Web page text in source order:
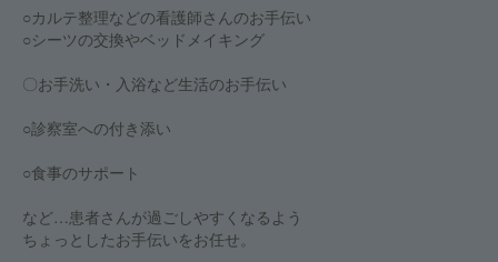
○カルテ整理などの看護師さんのお手伝い
○シーツの交換やベッドメイキング
〇お手洗い・入浴など生活のお手伝い
○診察室への付き添い
○食事のサポート
など…患者さんが過ごしやすくなるよう
ちょっとしたお手伝いをお任せ。